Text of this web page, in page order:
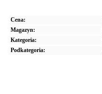
Cena:
Magazyn:
Kategoria:
Podkategoria: